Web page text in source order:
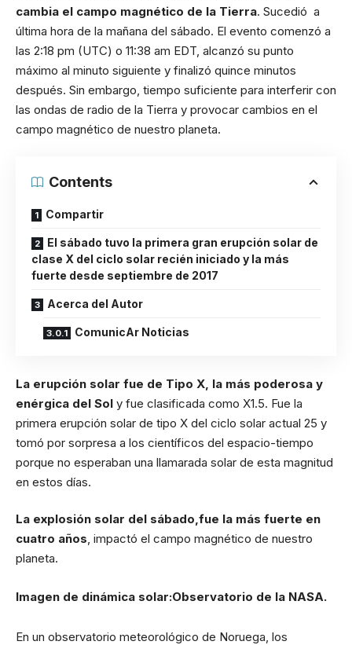
cambia el campo magnético de la Tierra. Sucedió a
última hora de la mañana del sábado. El evento comenzó a
las 2:18 pm (UTC) o 11:38 am EDT, alcanzó su punto
máximo al minuto siguiente y finalizó quince minutos
después. Sin embargo, tiempo suficiente para interferir con
las ondas de radio de la Tierra y provocar cambios en el
campo magnético de nuestro planeta.
Contents
Compartir
El sábado tuvo la primera gran erupción solar de
clase X del ciclo solar recién iniciado y la más
fuerte desde septiembre de 2017
Acerca del Autor
ComunicAr Noticias
La erupción solar fue de Tipo X, la más poderosa y
enérgica del Sol y fue clasificada como X1.5. Fue la
primera erupción solar de tipo X del ciclo solar actual 25 y
tomó por sorpresa a los científicos del espacio-tiempo
porque no esperaban una llamarada solar de esta magnitud
en estos días.
La explosión solar del sábado,fue la más fuerte en
cuatro años, impactó el campo magnético de nuestro
planeta.
Imagen de dinámica solar:Observatorio de la NASA.
En un observatorio meteorológico de Noruega, los